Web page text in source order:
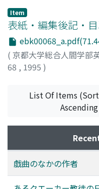
Item
表紙・編集後記・
( 京都大学総合人間学部
68 , 1995 )
List Of Items
戯曲のなかの作者